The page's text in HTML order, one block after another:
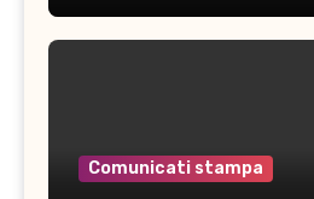
Comunicati stampa